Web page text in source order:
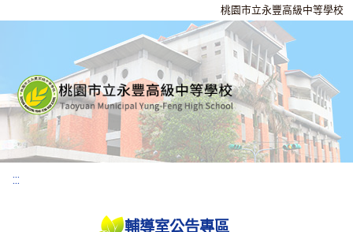
桃園市立永豐高級中等學校
:::
輔導室公告專區